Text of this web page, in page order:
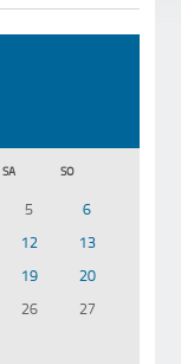
SA SO
5
6
12
13
19
20
26
27